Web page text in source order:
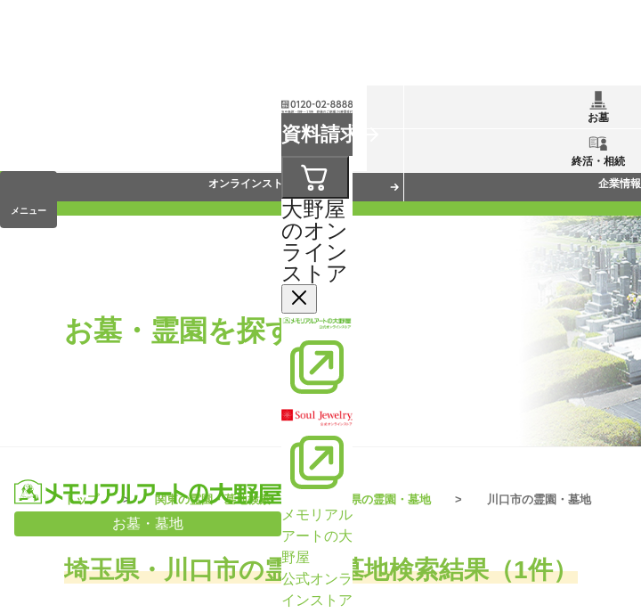
お墓・墓地
資料請求
大野屋
のオン
ライン
ストア
メモリアル
アートの大
野屋
公式オンラ
インストア
メニュー
お墓
終活・相続
オンラインストア
企業情報
お墓・霊園を探す
トップ 関東の霊園・墓地検索 埼玉県の霊園・墓地 川口市の霊園・墓地
埼玉県・川口市の霊園・墓地検索結果（1件）